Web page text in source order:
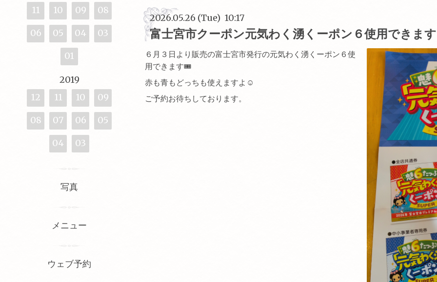
2026.05.26 (Tue) 10:17
富士宮市クーポン元気わく湧くーポン６使用できま
６月３日より販売の富士宮市発行の元気わく湧くーポン６使
用できます🎟️
赤も青もどっちも使えますよ☺
ご予約お待ちしております。
11
10 09 08
06 05 04 03
01
2019
12
11 10 09
08 07 06 05
04 03
写真
メニュー
ウェブ予約